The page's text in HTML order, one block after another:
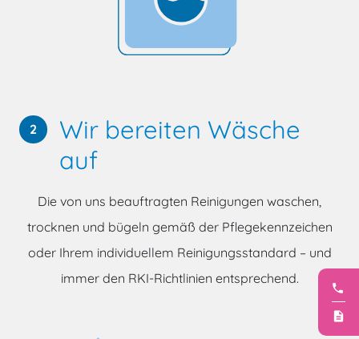
phone
description
2
Wir bereiten Wäsche
auf
Die von uns beauftragten Reinigungen waschen,
trocknen und bügeln gemäß der Pflegekennzeichen
oder Ihrem individuellem Reinigungsstandard – und
immer den RKI-Richtlinien entsprechend.